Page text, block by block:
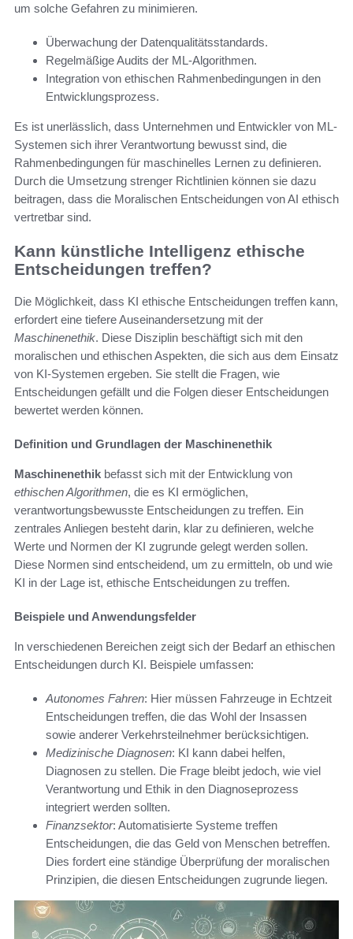
um solche Gefahren zu minimieren.
Überwachung der Datenqualitätsstandards.
Regelmäßige Audits der ML-Algorithmen.
Integration von ethischen Rahmenbedingungen in den
Entwicklungsprozess.
Es ist unerlässlich, dass Unternehmen und Entwickler von ML-
Systemen sich ihrer Verantwortung bewusst sind, die
Rahmenbedingungen für maschinelles Lernen zu definieren.
Durch die Umsetzung strenger Richtlinien können sie dazu
beitragen, dass die Moralischen Entscheidungen von AI ethisch
vertretbar sind.
Kann künstliche Intelligenz ethische
Entscheidungen treffen?
Die Möglichkeit, dass KI ethische Entscheidungen treffen kann,
erfordert eine tiefere Auseinandersetzung mit der
Maschinenethik. Diese Disziplin beschäftigt sich mit den
moralischen und ethischen Aspekten, die sich aus dem Einsatz
von KI-Systemen ergeben. Sie stellt die Fragen, wie
Entscheidungen gefällt und die Folgen dieser Entscheidungen
bewertet werden können.
Definition und Grundlagen der Maschinenethik
Maschinenethik befasst sich mit der Entwicklung von
ethischen Algorithmen, die es KI ermöglichen,
verantwortungsbewusste Entscheidungen zu treffen. Ein
zentrales Anliegen besteht darin, klar zu definieren, welche
Werte und Normen der KI zugrunde gelegt werden sollen.
Diese Normen sind entscheidend, um zu ermitteln, ob und wie
KI in der Lage ist, ethische Entscheidungen zu treffen.
Beispiele und Anwendungsfelder
In verschiedenen Bereichen zeigt sich der Bedarf an ethischen
Entscheidungen durch KI. Beispiele umfassen:
Autonomes Fahren: Hier müssen Fahrzeuge in Echtzeit
Entscheidungen treffen, die das Wohl der Insassen
sowie anderer Verkehrsteilnehmer berücksichtigen.
Medizinische Diagnosen: KI kann dabei helfen,
Diagnosen zu stellen. Die Frage bleibt jedoch, wie viel
Verantwortung und Ethik in den Diagnoseprozess
integriert werden sollten.
Finanzsektor: Automatisierte Systeme treffen
Entscheidungen, die das Geld von Menschen betreffen.
Dies fordert eine ständige Überprüfung der moralischen
Prinzipien, die diesen Entscheidungen zugrunde liegen.